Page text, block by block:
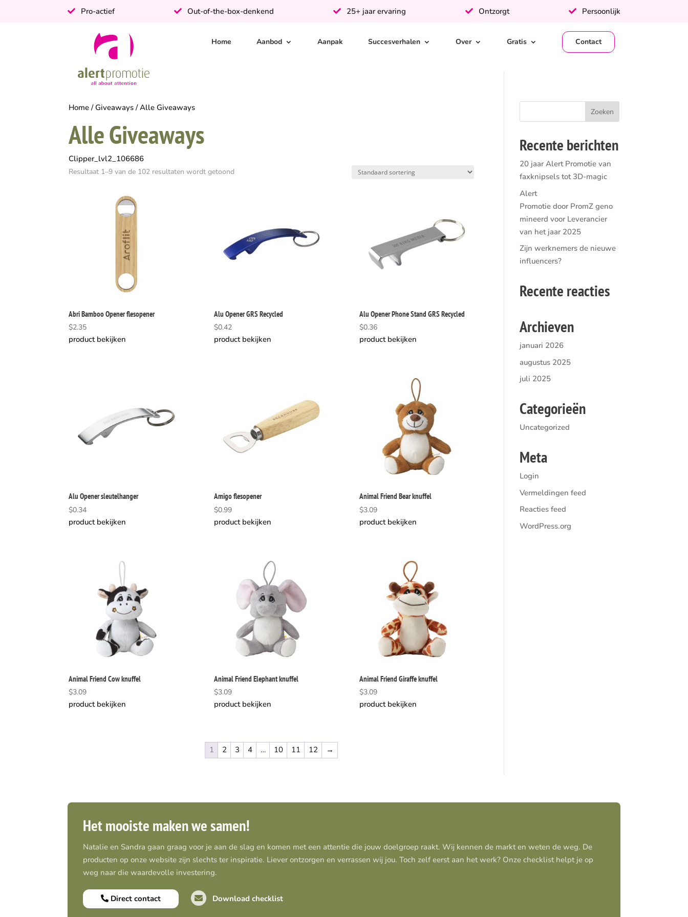
Pro-actief Out-of-the-box-denkend 25+ jaar ervaring Ontzorgt Persoonlijk
Home Aanbod Aanpak Succesverhalen Over Gratis Contact
Home / Giveaways / Alle Giveaways
Alle Giveaways
Clipper_lvl2_106686
Resultaat 1–9 van de 102 resultaten wordt getoond
Abri Bamboo Opener flesopener
$2.35
product bekijken
Alu Opener GRS Recycled
$0.42
product bekijken
Alu Opener Phone Stand GRS Recycled
$0.36
product bekijken
Alu Opener sleutelhanger
$0.34
product bekijken
Amigo flesopener
$0.99
product bekijken
Animal Friend Bear knuffel
$3.09
product bekijken
Animal Friend Cow knuffel
$3.09
product bekijken
Animal Friend Elephant knuffel
$3.09
product bekijken
Animal Friend Giraffe knuffel
$3.09
product bekijken
1 2 3 4 … 10 11 12 →
Recente berichten
20 jaar Alert Promotie van
faxknipsels tot 3D-magic
Alert
Promotie door PromZ geno
mineerd voor Leverancier
van het jaar 2025
Zijn werknemers de nieuwe
influencers?
Recente reacties
Archieven
januari 2026
augustus 2025
juli 2025
Categorieën
Uncategorized
Meta
Login
Vermeldingen feed
Reacties feed
WordPress.org
Het mooiste maken we samen!
Natalie en Sandra gaan graag voor je aan de slag en komen met een attentie die jouw doelgroep raakt. Wij kennen de markt en weten de weg. De
producten op onze website zijn slechts ter inspiratie. Liever ontzorgen en verrassen wij jou. Toch zelf eerst aan het werk? Onze checklist helpt je op
weg naar die waardevolle investering.
Direct contact Download checklist